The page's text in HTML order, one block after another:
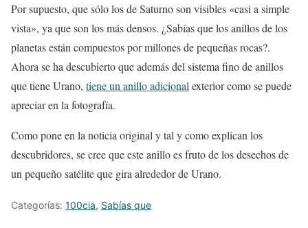
Por supuesto, que sólo los de Saturno son visibles «casi a simple
vista», ya que son los más densos. ¿Sabías que los anillos de los
planetas están compuestos por millones de pequeñas rocas?.
Ahora se ha descubierto que además del sistema fino de anillos
que tiene Urano, tiene un anillo adicional exterior como se puede
apreciar en la fotografía.
Como pone en la noticia original y tal y como explican los
descubridores, se cree que este anillo es fruto de los desechos de
un pequeño satélite que gira alrededor de Urano.
Categorías: 100cia, Sabías que